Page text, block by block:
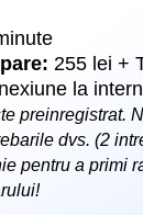
255 lei +
la
preinregistrat.
dvs. (2
pentru a primi